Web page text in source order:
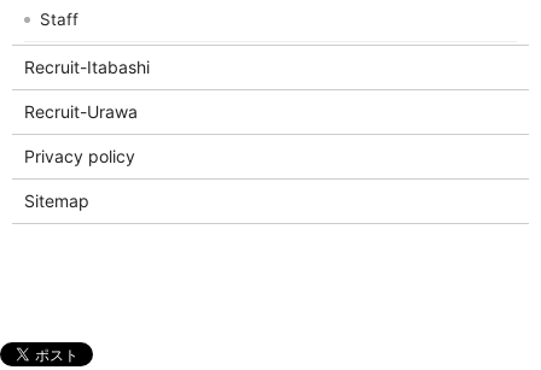
Staff
Recruit-Itabashi
Recruit-Urawa
Privacy policy
Sitemap